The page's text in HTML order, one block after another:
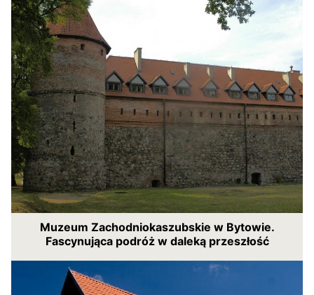
Muzeum Zachodniokaszubskie w Bytowie.
Fascynująca podróż w daleką przeszłość